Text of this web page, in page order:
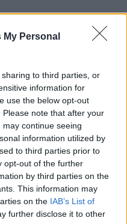
Personal
to third parties, or
information for
use the below opt-out
note that after your
continue seeing
information utilized by
to third parties prior to
opt-out of the further
by third parties on the
This information may
on the IAB’s List of
further disclose it to other
Development Drive
NC 27560 USA
+1 (855) 253-6686
lenovo.com